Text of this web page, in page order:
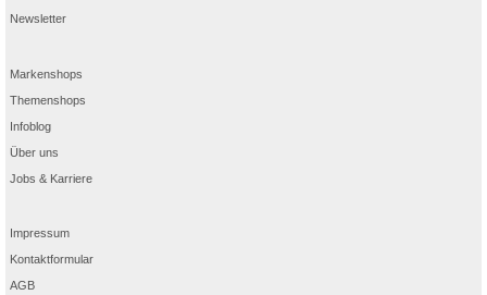
Newsletter
Markenshops
Themenshops
Infoblog
Über uns
Jobs & Karriere
Impressum
Kontaktformular
AGB